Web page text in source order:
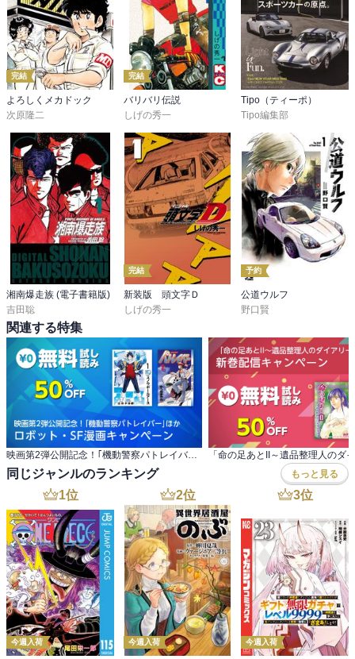
完結
よろしくメカドック
次原隆二
完結
バリバリ伝説
しげの秀一
Tipo（ティーポ）
Tipo編集部
湘南爆走族 (電子書籍版)
吉田聡
完結
新装版 頭文字Ｄ
しげの秀一
予約
公道ウルフ
野口賢
関連する特集
映画第2弾公開記念！｢機動警察パトレイバー｣ほか ロボット・SF漫画キャンペーン
同じジャンルのランキング もっと見る
1位
今週入荷
2位
今週入荷
3位
今週入荷